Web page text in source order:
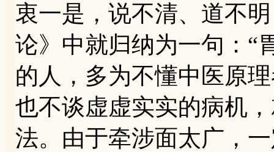
衷一是，说不清、道不
论》中就归纳为一句：“
的人，多为不懂中医原
也不谈虚虚实实的病机
法。由于牵涉面太广，